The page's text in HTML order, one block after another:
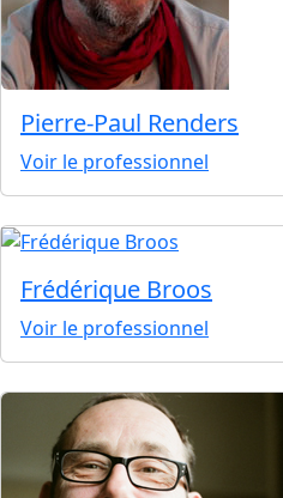
Pierre-Paul Renders
Voir le professionnel
Frédérique Broos
Voir le professionnel